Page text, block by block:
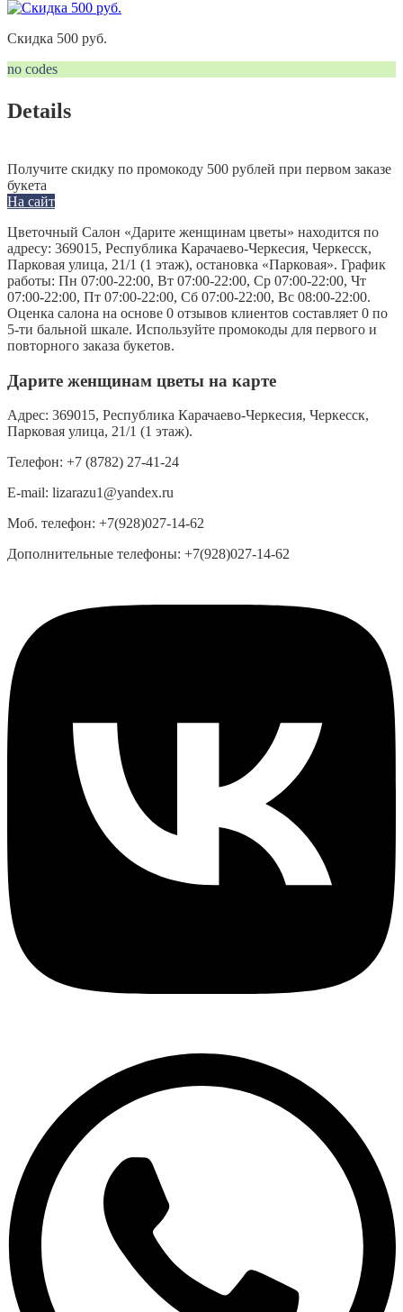
Скидка 500 руб.
no codes
Details
Получите скидку по промокоду 500 рублей при первом заказе
букета
На сайт
Цветочный Салон «Дарите женщинам цветы» находится по
адресу: 369015, Республика Карачаево-Черкесия, Черкесск,
Парковая улица, 21/1 (1 этаж), остановка «Парковая». График
работы: Пн 07:00-22:00, Вт 07:00-22:00, Ср 07:00-22:00, Чт
07:00-22:00, Пт 07:00-22:00, Сб 07:00-22:00, Вс 08:00-22:00.
Оценка салона на основе 0 отзывов клиентов составляет 0 по
5-ти бальной шкале. Используйте промокоды для первого и
повторного заказа букетов.
Дарите женщинам цветы на карте
Адрес: 369015, Республика Карачаево-Черкесия, Черкесск,
Парковая улица, 21/1 (1 этаж).
Телефон: +7 (8782) 27-41-24
E-mail: lizarazu1@yandex.ru
Моб. телефон: +7(928)027-14-62
Дополнительные телефоны: +7(928)027-14-62